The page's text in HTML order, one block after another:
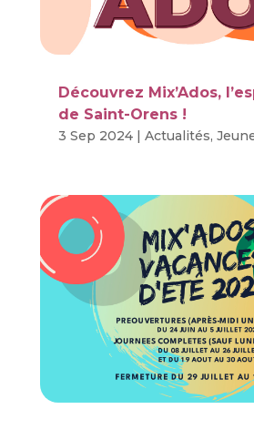
Découvrez Mix’Ados,
de Saint-Orens !
3 Sep 2024| Actualités,